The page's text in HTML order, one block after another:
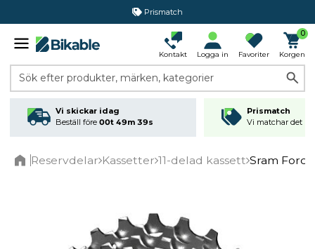
Prismatch
Kontakt Logga in Favoriter
0
Korgen
Sök efter produkter, märken, kategorier
Vi skickar idag
Beställ före 00t 49m 38s
Prismatch
Vi matchar det
Reservdelar Kassetter 11-delad kassett Sram Force